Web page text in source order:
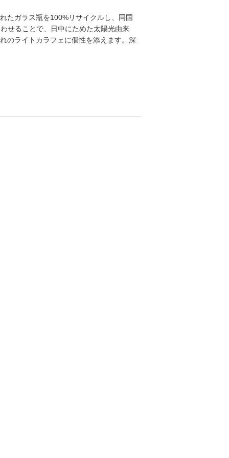
たガラス瓶を100%リサイクルし、同国
せることで、日中にためた太陽光由来
のライトカラフェに個性を添えます。深